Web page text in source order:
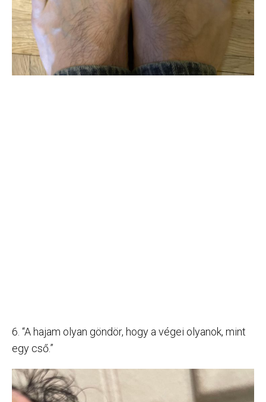
6. “A hajam olyan göndör, hogy a végei olyanok, mint
egy cső.”